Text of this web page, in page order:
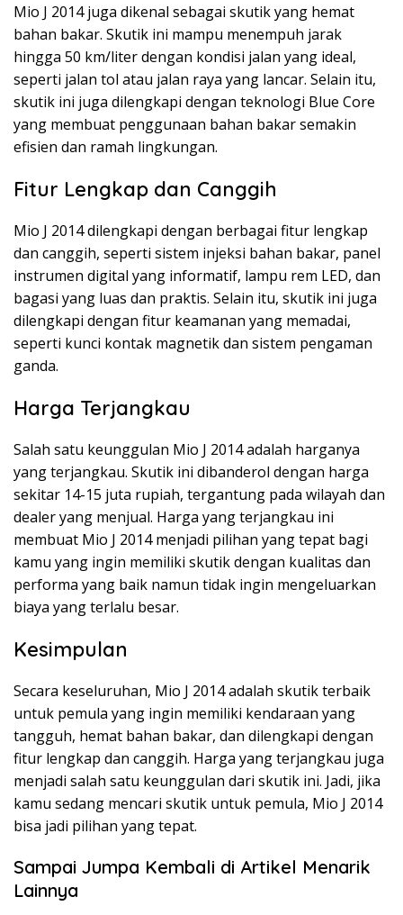
Mio J 2014 juga dikenal sebagai skutik yang hemat
bahan bakar. Skutik ini mampu menempuh jarak
hingga 50 km/liter dengan kondisi jalan yang ideal,
seperti jalan tol atau jalan raya yang lancar. Selain itu,
skutik ini juga dilengkapi dengan teknologi Blue Core
yang membuat penggunaan bahan bakar semakin
efisien dan ramah lingkungan.
Fitur Lengkap dan Canggih
Mio J 2014 dilengkapi dengan berbagai fitur lengkap
dan canggih, seperti sistem injeksi bahan bakar, panel
instrumen digital yang informatif, lampu rem LED, dan
bagasi yang luas dan praktis. Selain itu, skutik ini juga
dilengkapi dengan fitur keamanan yang memadai,
seperti kunci kontak magnetik dan sistem pengaman
ganda.
Harga Terjangkau
Salah satu keunggulan Mio J 2014 adalah harganya
yang terjangkau. Skutik ini dibanderol dengan harga
sekitar 14-15 juta rupiah, tergantung pada wilayah dan
dealer yang menjual. Harga yang terjangkau ini
membuat Mio J 2014 menjadi pilihan yang tepat bagi
kamu yang ingin memiliki skutik dengan kualitas dan
performa yang baik namun tidak ingin mengeluarkan
biaya yang terlalu besar.
Kesimpulan
Secara keseluruhan, Mio J 2014 adalah skutik terbaik
untuk pemula yang ingin memiliki kendaraan yang
tangguh, hemat bahan bakar, dan dilengkapi dengan
fitur lengkap dan canggih. Harga yang terjangkau juga
menjadi salah satu keunggulan dari skutik ini. Jadi, jika
kamu sedang mencari skutik untuk pemula, Mio J 2014
bisa jadi pilihan yang tepat.
Sampai Jumpa Kembali di Artikel Menarik
Lainnya